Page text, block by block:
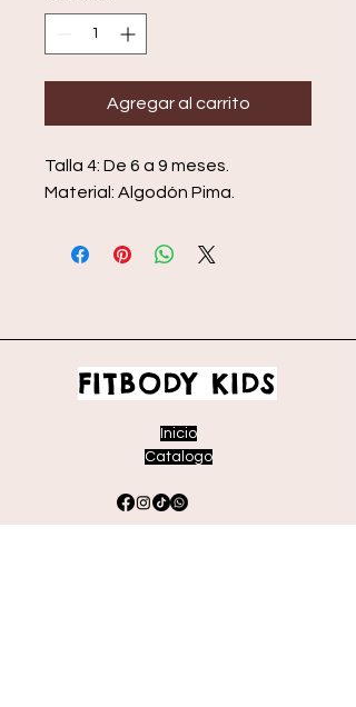
Agregar al carrito
Talla 4: De 6 a 9 meses.
Material: Algodón Pima.
FITBODY KIDS
Inicio
Catalogo